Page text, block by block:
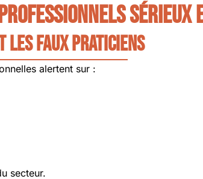
sérieux
les faux praticiens
alertent sur :
secteur.